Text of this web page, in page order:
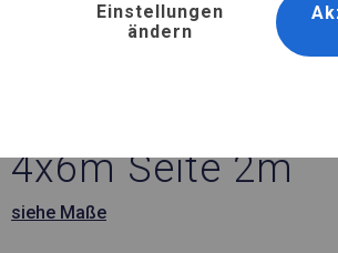
4x6m Seite 2m
siehe Maße
Einstellungen
ändern